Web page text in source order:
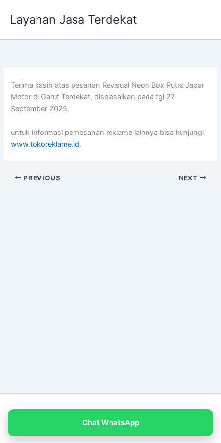
Layanan Jasa Terdekat
Terima kasih atas pesanan Revisual Neon Box Putra Japar
Motor di Garut Terdekat, diselesaikan pada tgl 27
September 2025.
untuk informasi pemesanan reklame lainnya bisa kunjungi
www.tokoreklame.id.
PREVIOUS NEXT
Chat WhatsApp